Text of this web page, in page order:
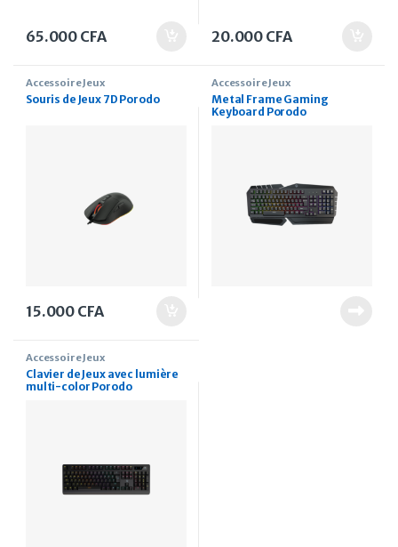
65.000 CFA 20.000 CFA
Accessoire Jeux
Souris de Jeux 7D Porodo
15.000 CFA
Accessoire Jeux
Metal Frame Gaming
Keyboard Porodo
Accessoire Jeux
Clavier de Jeux avec lumière
multi-color Porodo